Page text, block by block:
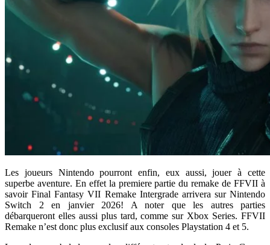
Les joueurs Nintendo pourront enfin, eux aussi, jouer à cette
superbe aventure. En effet la premiere partie du remake de FFVII à
savoir Final Fantasy VII Remake Intergrade arrivera sur Nintendo
Switch 2 en janvier 2026! A noter que les autres parties
débarqueront elles aussi plus tard, comme sur Xbox Series. FFVII
Remake n’est donc plus exclusif aux consoles Playstation 4 et 5.